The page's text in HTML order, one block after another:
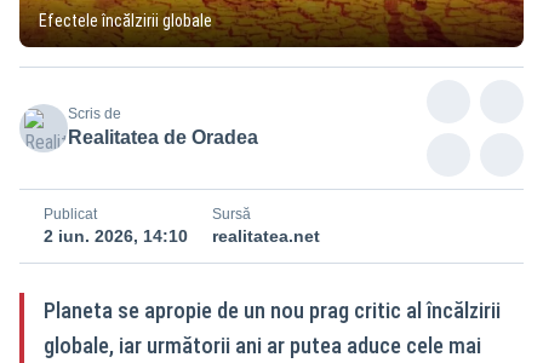
Efectele încălzirii globale
Scris de
Realitatea de Oradea
Publicat
2 iun. 2026, 14:10
Sursă
realitatea.net
Planeta se apropie de un nou prag critic al încălzirii
globale, iar următorii ani ar putea aduce cele mai